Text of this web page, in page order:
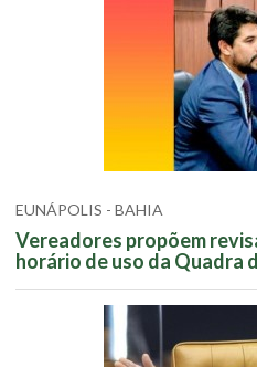
EUNÁPOLIS - BAHIA
Vereadores propõem
horário de uso da Quadra